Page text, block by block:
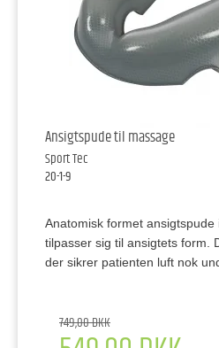
Ansigtspude til massage
Sport Tec
20-1-9
Anatomisk formet
tilpasser sig til ansigtets form.
der sikrer patienten luft nok
749,00 DKK